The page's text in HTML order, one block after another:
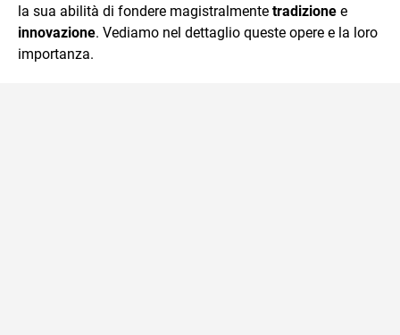
la sua abilità di fondere magistralmente tradizione e
innovazione. Vediamo nel dettaglio queste opere e la loro
importanza.